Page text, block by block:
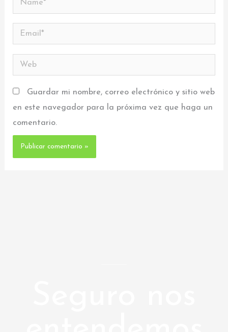
Email*
Web
Guardar mi nombre, correo electrónico y sitio web
en este navegador para la próxima vez que haga un
comentario.